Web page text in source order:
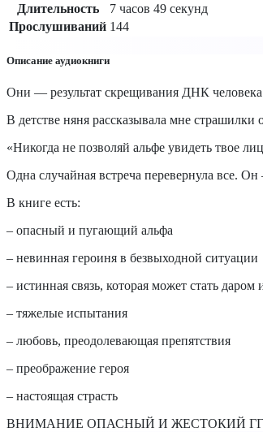
Длительность
7 часов 49 секунд
Прослушиваний 144
Описание аудиокниги
Они — результат скрещивания ДНК
В детстве няня рассказывала мне страшилки
«Никогда не позволяй альфе увидеть твое
Одна случайная встреча перевернула все.
В книге есть:
– опасный и пугающий альфа
– невинная героиня в безвыходной ситуации
– истинная связь, которая может стать даром
– тяжелые испытания
– любовь, преодолевающая препятствия
– преображение героя
– настоящая страсть
ВНИМАНИЕ ОПАСНЫЙ И ЖЕСТОКИЙ